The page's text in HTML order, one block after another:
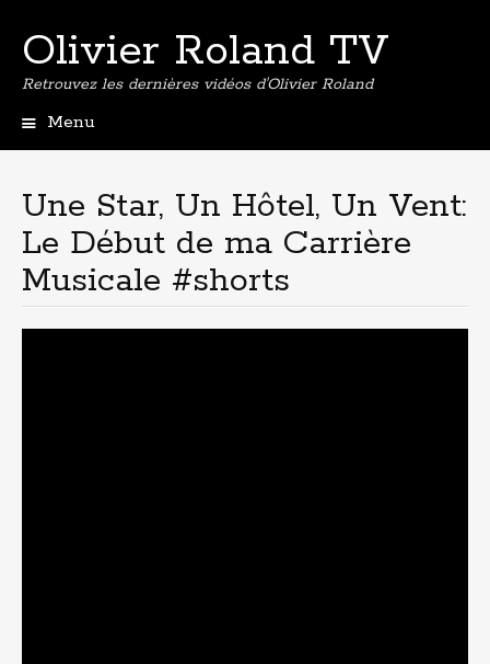
Olivier Roland TV
Retrouvez les dernières vidéos d'Olivier Roland
Menu
principal
Une Star, Un Hôtel, Un Vent:
Le Début de ma Carrière
Musicale #shorts